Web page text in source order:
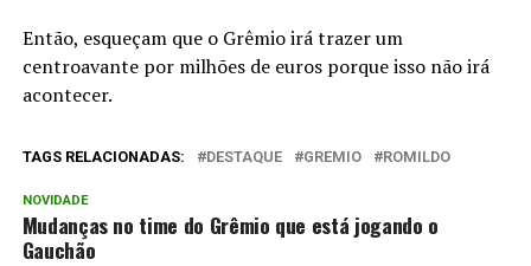
Então, esqueçam que o Grêmio irá trazer um
centroavante por milhões de euros porque isso não irá
acontecer.
TAGS RELACIONADAS: DESTAQUE GREMIO ROMILDO
NOVIDADE
Mudanças no time do Grêmio que está jogando o
Gauchão